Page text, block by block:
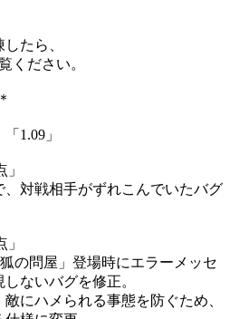
たら、
ださい。
1.09」
対戦相手がずれこんでいたバグ
の問屋」登場時にエラーメッセ
ないバグを修正。
にハメられる事態を防ぐため、